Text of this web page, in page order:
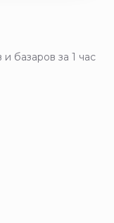
базаров за 1 час